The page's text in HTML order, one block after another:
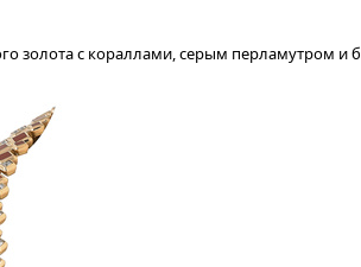
золота с кораллами, серым перламутром и